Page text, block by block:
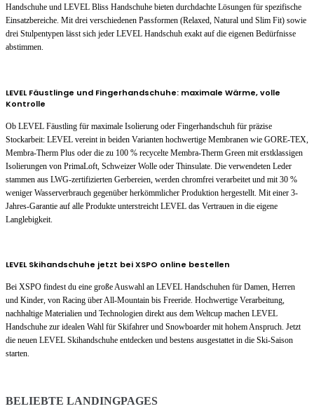
Handschuhe und LEVEL Bliss Handschuhe bieten durchdachte Lösungen für spezifische
Einsatzbereiche. Mit drei verschiedenen Passformen (Relaxed, Natural und Slim Fit) sowie
drei Stulpentypen lässt sich jeder LEVEL Handschuh exakt auf die eigenen Bedürfnisse
abstimmen.
LEVEL Fäustlinge und Fingerhandschuhe: maximale Wärme, volle
Kontrolle
Ob LEVEL Fäustling für maximale Isolierung oder Fingerhandschuh für präzise
Stockarbeit: LEVEL vereint in beiden Varianten hochwertige Membranen wie GORE-TEX,
Membra-Therm Plus oder die zu 100 % recycelte Membra-Therm Green mit erstklassigen
Isolierungen von PrimaLoft, Schweizer Wolle oder Thinsulate. Die verwendeten Leder
stammen aus LWG-zertifizierten Gerbereien, werden chromfrei verarbeitet und mit 30 %
weniger Wasserverbrauch gegenüber herkömmlicher Produktion hergestellt. Mit einer 3-
Jahres-Garantie auf alle Produkte unterstreicht LEVEL das Vertrauen in die eigene
Langlebigkeit.
LEVEL Skihandschuhe jetzt bei XSPO online bestellen
Bei XSPO findest du eine große Auswahl an LEVEL Handschuhen für Damen, Herren
und Kinder, von Racing über All-Mountain bis Freeride. Hochwertige Verarbeitung,
nachhaltige Materialien und Technologien direkt aus dem Weltcup machen LEVEL
Handschuhe zur idealen Wahl für Skifahrer und Snowboarder mit hohem Anspruch. Jetzt
die neuen LEVEL Skihandschuhe entdecken und bestens ausgestattet in die Ski-Saison
starten.
BELIEBTE LANDINGPAGES